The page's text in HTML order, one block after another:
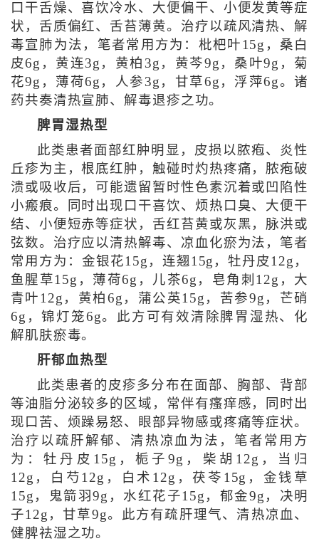
口干舌燥、喜饮冷水、大便偏干、小便发黄等症
状，舌质偏红、舌苔薄黄。治疗以疏风清热、解
毒宣肺为法，笔者常用方为：枇杷叶15g，桑白
皮6g，黄连3g，黄柏3g，黄芩9g，桑叶9g，菊
花9g，薄荷6g，人参3g，甘草6g，浮萍6g。诸
药共奏清热宣肺、解毒退疹之功。
脾胃湿热型
此类患者面部红肿明显，皮损以脓疱、炎性
丘疹为主，根底红肿，触碰时灼热疼痛，脓疱破
溃或吸收后，可能遗留暂时性色素沉着或凹陷性
小瘢痕。同时出现口干喜饮、烦热口臭、大便干
结、小便短赤等症状，舌红苔黄或灰黑，脉洪或
弦数。治疗应以清热解毒、凉血化瘀为法，笔者
常用方为：金银花15g，连翘15g，牡丹皮12g，
鱼腥草15g，薄荷6g，儿茶6g，皂角刺12g，大
青叶12g，黄柏6g，蒲公英15g，苦参9g，芒硝
6g，锦灯笼6g。此方可有效清除脾胃湿热、化
解肌肤瘀毒。
肝郁血热型
此类患者的皮疹多分布在面部、胸部、背部
等油脂分泌较多的区域，常伴有瘙痒感，同时出
现口苦、烦躁易怒、眼部异物感或疼痛等症状。
治疗以疏肝解郁、清热凉血为法，笔者常用方
为：牡丹皮15g，栀子9g，柴胡12g，当归
12g，白芍12g，白术12g，茯苓15g，金钱草
15g，鬼箭羽9g，水红花子15g，郁金9g，决明
子12g，甘草9g。此方有疏肝理气、清热凉血、
健脾祛湿之功。